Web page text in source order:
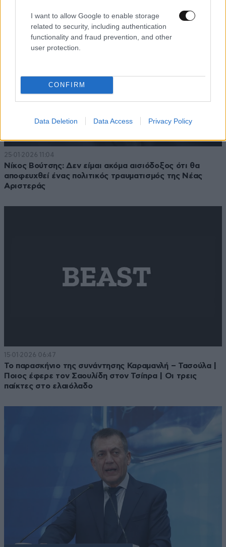
I want to allow Google to enable storage
related to security, including authentication
functionality and fraud prevention, and other
user protection.
CONFIRM
Data Deletion Data Access Privacy Policy
25·01·2026 11:04
Νίκος Βούτσης: Δεν είμαι ακόμα αισιόδοξος ότι θα
αποφευχθεί ένας πολιτικός τραυματισμός της Νέας
Αριστεράς
15·01·2026 06:47
Το παρασκήνιο της συνάντησης Καραμανλή – Τασούλα |
Ποιος έφερε τον Σαουλίδη στον Τσίπρα | Οι τρεις
παίκτες στο ελαιόλαδο